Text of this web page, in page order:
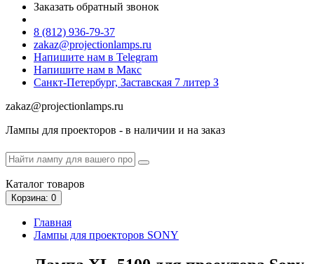
Заказать обратный звонок
8 (812) 936-79-37
zakaz@projectionlamps.ru
Напишите нам в Telegram
Напишите нам в Макс
Санкт-Петербург, Заставская 7 литер З
zakaz@projectionlamps.ru
Лампы для проекторов - в наличии и на заказ
Каталог товаров
Корзина: 0
Главная
Лампы для проекторов SONY